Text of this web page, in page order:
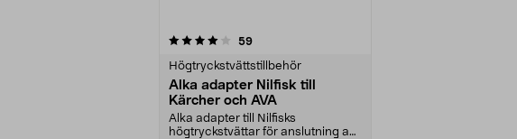
59recensioner
Högtryckstvättstillbehör
Alka adapter Nilfisk till
Kärcher och AVA
Alka adapter till Nilfisks
högtryckstvättar för anslutning av